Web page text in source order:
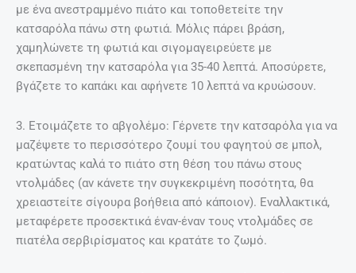
με ένα ανεστραμμένο πιάτο και τοποθετείτε την
κατσαρόλα πάνω στη φωτιά. Μόλις πάρει βράση,
χαμηλώνετε τη φωτιά και σιγομαγειρεύετε με
σκεπασμένη την κατσαρόλα για 35-40 λεπτά. Αποσύρετε,
βγάζετε το καπάκι και αφήνετε 10 λεπτά να κρυώσουν.
3. Ετοιμάζετε το αβγολέμο: Γέρνετε την κατσαρόλα για να
μαζέψετε το περισσότερο ζουμί του φαγητού σε μπολ,
κρατώντας καλά το πιάτο στη θέση του πάνω στους
ντολμάδες (αν κάνετε την συγκεκριμένη ποσότητα, θα
χρειαστείτε σίγουρα βοήθεια από κάποιον). Εναλλακτικά,
μεταφέρετε προσεκτικά έναν-έναν τους ντολμάδες σε
πιατέλα σερβιρίσματος και κρατάτε το ζωμό.